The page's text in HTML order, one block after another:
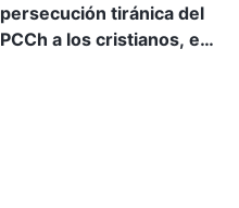
persecución tiránica del
PCCh a los cristianos, ep.